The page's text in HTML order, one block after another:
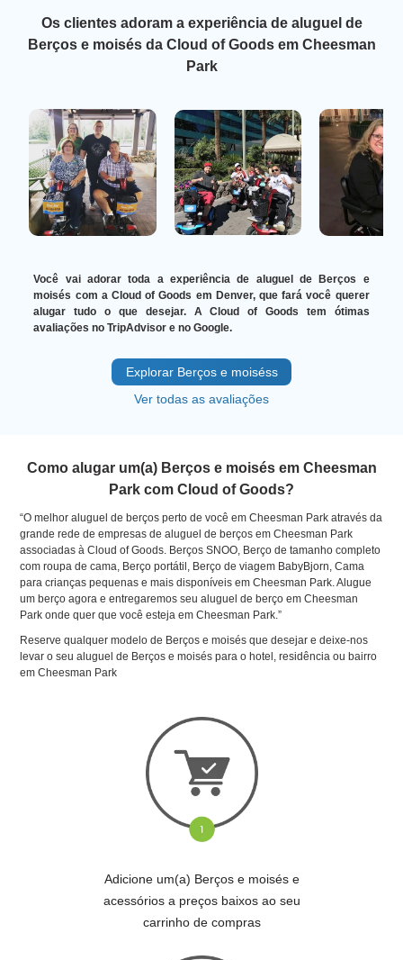
Os clientes adoram a experiência de aluguel de
Berços e moisés da Cloud of Goods em Cheesman
Park
Você vai adorar toda a experiência de aluguel de Berços e
moisés com a Cloud of Goods em Denver, que fará você querer
alugar tudo o que desejar. A Cloud of Goods tem ótimas
avaliações no TripAdvisor e no Google.
Explorar Berços e moiséss
Ver todas as avaliações
Como alugar um(a) Berços e moisés em Cheesman
Park com Cloud of Goods?
“O melhor aluguel de berços perto de você em Cheesman Park através da
grande rede de empresas de aluguel de berços em Cheesman Park
associadas à Cloud of Goods. Berços SNOO, Berço de tamanho completo
com roupa de cama, Berço portátil, Berço de viagem BabyBjorn, Cama
para crianças pequenas e mais disponíveis em Cheesman Park. Alugue
um berço agora e entregaremos seu aluguel de berço em Cheesman
Park onde quer que você esteja em Cheesman Park.”
Reserve qualquer modelo de Berços e moisés que desejar e deixe-nos
levar o seu aluguel de Berços e moisés para o hotel, residência ou bairro
em Cheesman Park
Adicione um(a) Berços e moisés e
acessórios a preços baixos ao seu
carrinho de compras